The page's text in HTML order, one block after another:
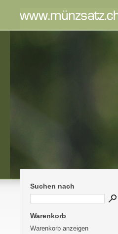
Suchen nach
Warenkorb
Warenkorb anzeigen